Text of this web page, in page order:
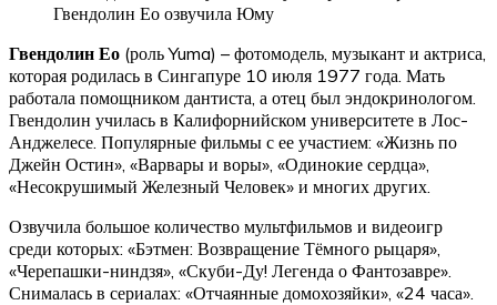
Гвендолин Ео озвучила Юму
Гвендолин Ео (роль Yuma) – фотомодель, музыкант и актриса,
которая родилась в Сингапуре 10 июля 1977 года. Мать
работала помощником дантиста, а отец был эндокринологом.
Гвендолин училась в Калифорнийском университете в Лос-
Анджелесе. Популярные фильмы с ее участием: «Жизнь по
Джейн Остин», «Варвары и воры», «Одинокие сердца»,
«Несокрушимый Железный Человек» и многих других.
Озвучила большое количество мультфильмов и видеоигр
среди которых: «Бэтмен: Возвращение Тёмного рыцаря»,
«Черепашки-ниндзя», «Скуби-Ду! Легенда о Фантозавре».
Снималась в сериалах: «Отчаянные домохозяйки», «24 часа».